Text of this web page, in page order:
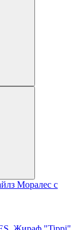
Моралес с